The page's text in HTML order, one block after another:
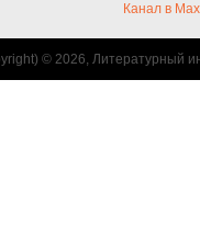
Канал в Max
© 2026, Литературный